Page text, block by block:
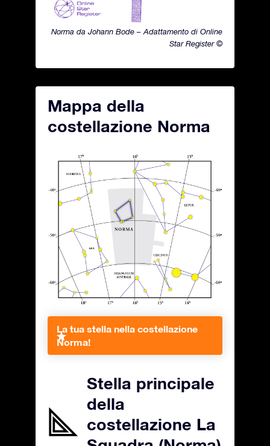
Norma da Johann Bode – Adattamento di Online
Star Register ©
Mappa della
costellazione Norma
La tua stella nella costellazione
Norma!
Stella principale
della
costellazione La